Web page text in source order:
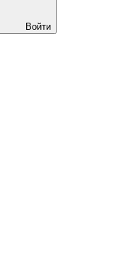
Войти